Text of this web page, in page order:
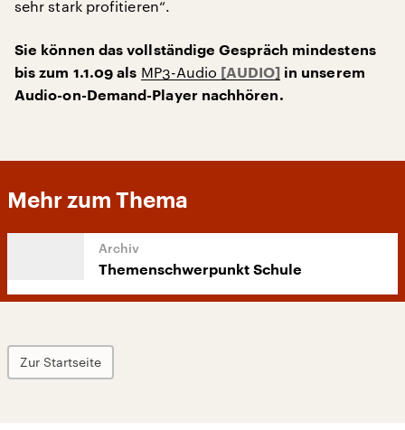
sehr stark profitieren“.
Sie können das vollständige Gespräch mindestens
bis zum 1.1.09 als MP3-Audio
in unserem
Audio-on-Demand-Player nachhören.
Mehr zum Thema
Themenschwerpunkt Schule
Zur Startseite